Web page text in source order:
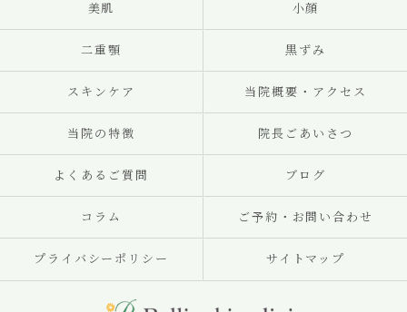
美肌 小顔
二重顎 黒ずみ
スキンケア 当院概要・アクセス
当院の特徴 院長ごあいさつ
よくあるご質問 ブログ
コラム ご予約・お問い合わせ
プライバシーポリシー サイトマップ